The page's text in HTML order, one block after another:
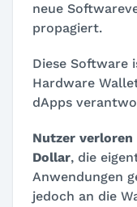
neue
propagiert.
Diese Software
Hardware
dApps
Nutzer
Dollar, die
Anwendungen
jedoch an die